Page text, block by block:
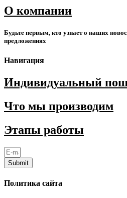
О компании
Будьте первым, кто узнает о наших
предложениях
Навигация
Индивидуальный
Что мы производим
Этапы работы
Submit
Политика сайта